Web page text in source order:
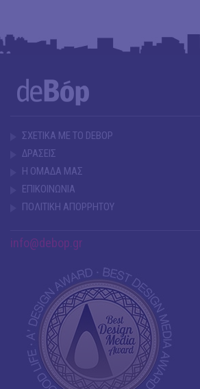
ΣΧΕΤΙΚΑ ΜΕ ΤΟ DEBOP
ΔΡΑΣΕΙΣ
Η ΟΜΑΔΑ ΜΑΣ
ΕΠΙΚΟΙΝΩΝΙΑ
ΠΟΛΙΤΙΚΗ ΑΠΟΡΡΗΤΟΥ
info@debop.gr